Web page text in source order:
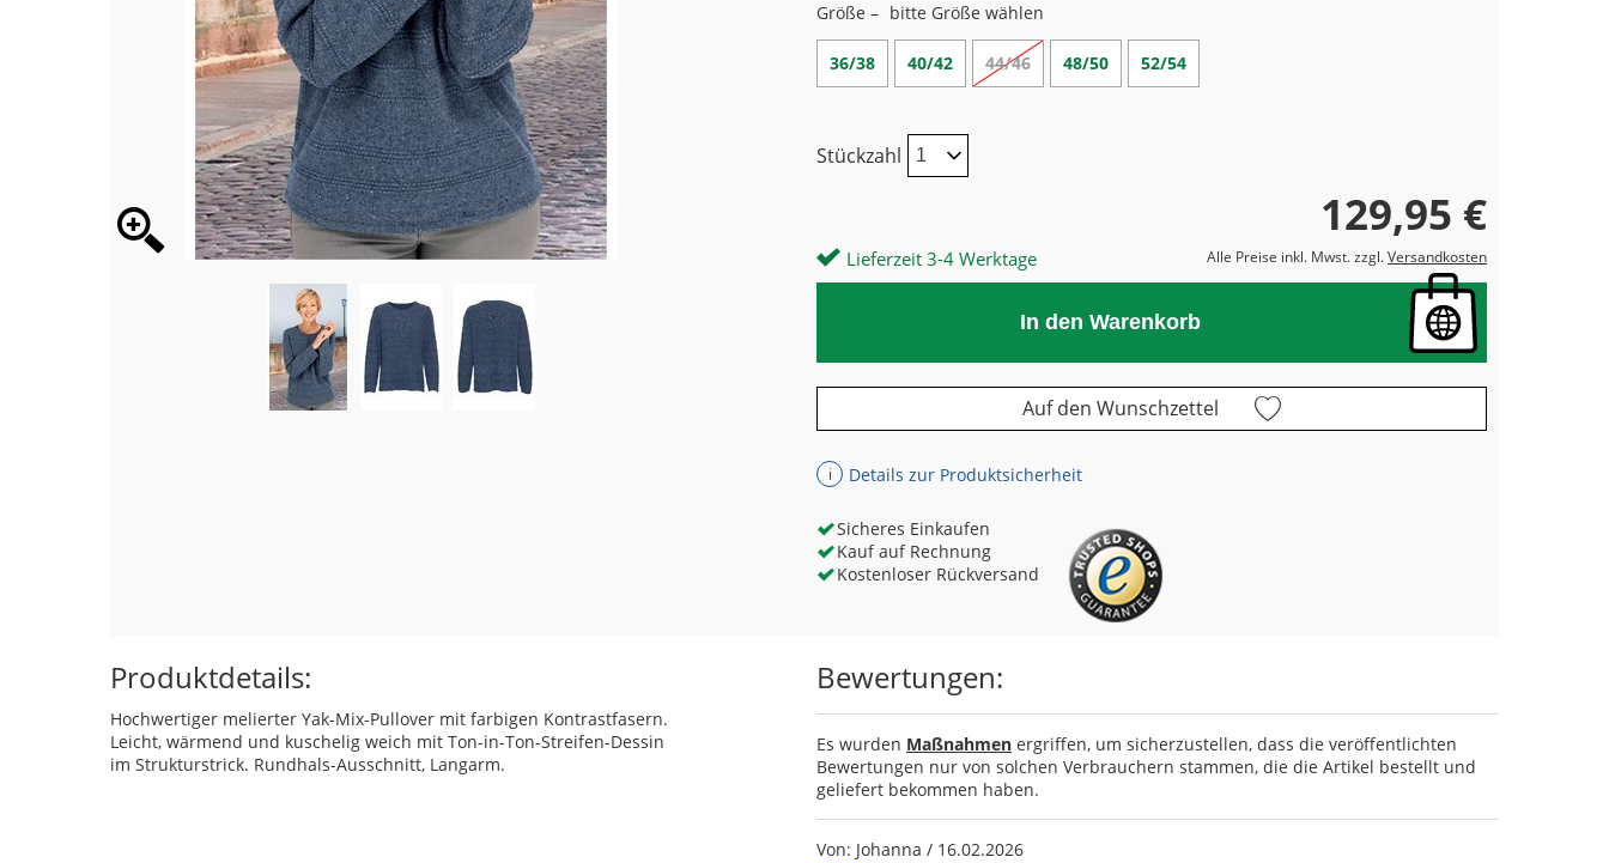
Größe – bitte Größe wählen
36/38 40/42 44/46 48/50 52/54
Stückzahl
129,95 €
Alle Preise inkl. Mwst. zzgl.Versandkosten
Lieferzeit 3-4 Werktage
In den Warenkorb
Auf den Wunschzettel
ℹ Details zur Produktsicherheit
Sicheres Einkaufen
Kauf auf Rechnung
Kostenloser Rückversand
Produktdetails:
Hochwertiger melierter Yak-Mix-Pullover mit farbigen Kontrastfasern.
Leicht, wärmend und kuschelig weich mit Ton-in-Ton-Streifen-Dessin
im Strukturstrick. Rundhals-Ausschnitt, Langarm.
Bewertungen:
Es wurden Maßnahmen ergriffen, um sicherzustellen, dass die veröffentlichten
Bewertungen nur von solchen Verbrauchern stammen, die die Artikel bestellt und
geliefert bekommen haben.
Von: Johanna / 16.02.2026